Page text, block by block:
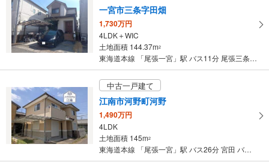
取
る
・
条
マ
イ
ペ
ー
ジ
に
一宮市三条字田畑
1,730万円
4LDK＋WIC
土地面積 144.37m2
東海道本線 「尾張一宮」駅 バス11分 尾張三条 バス停下車 徒歩3分
中古一戸建て
江南市河野町河野
1,490万円
4LDK
土地面積 145m2
東海道本線 「尾張一宮」駅 バス26分 宮田 バス停下車 徒歩8分